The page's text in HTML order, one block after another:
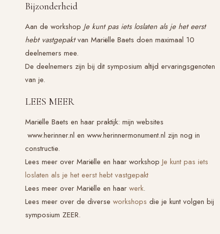
Bijzonderheid
Aan de workshop Je kunt pas iets loslaten als je het eerst
hebt vastgepaktvan Mariëlle Baets doen maximaal 10
deelnemers mee.
De deelnemers zijn bij dit symposium altijd ervaringsgenoten
van je.
LEES MEER
Mariëlle Baets en haar praktijk: mijn websites
www.herinner.nl en www.herinnermonument.nl zijn nog in
constructie.
Lees meer over Mariëlle en haar workshop Je kunt pas iets
loslaten als je het eerst hebt vastgepakt
Lees meer over Mariëlle en haar werk.
Lees meer over de diverse workshops die je kunt volgen bij
symposium ZEER.